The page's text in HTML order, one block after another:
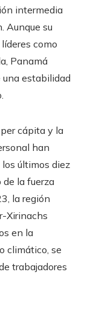
intermedia
Aunque su
como
Panamá
estabilidad
cápita y la
han
últimos diez
de la fuerza
la región
Xirinachs
en la
climático, se
trabajadores